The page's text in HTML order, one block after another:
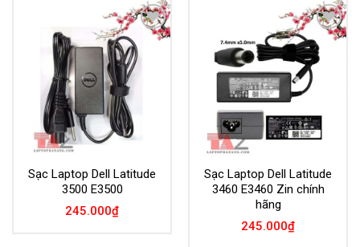
Add to
Wishlist
Sạc Laptop Dell Latitude
3500 E3500
245.000₫
Add to
Wishlist
Sạc Laptop Dell Latitude
3460 E3460 Zin chính
hãng
245.000₫